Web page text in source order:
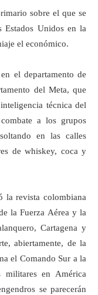
sobre el que se
Estados Unidos en la
el económico.
el departamento de
del Meta, que
técnica del
a los grupos
en las calles
de whiskey, coca y
la revista colombiana
la Fuerza Aérea y la
Cartagena y
abiertamente, de la
el Comando Sur a la
militares en América
se parecerán